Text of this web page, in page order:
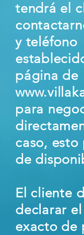
tendrá el
y teléfono
página de
para
caso, esto
de
El cliente
declarar
exacto de